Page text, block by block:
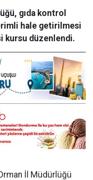
gıda kontrol
hale getirilmesi
kursu düzenlendi.
İl Müdürlüğü